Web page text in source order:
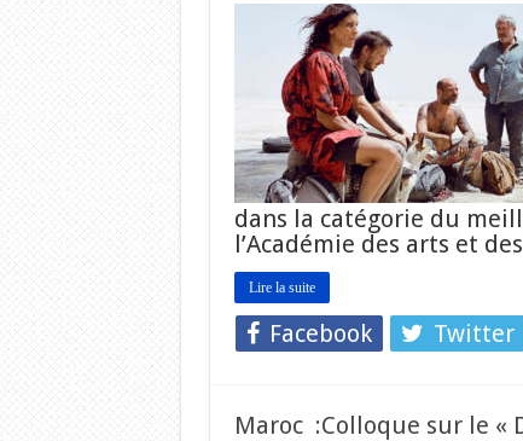
dans la catégorie du
l’Académie des arts et
Lire la suite
Facebook Twitter
Maroc :Colloque sur le «